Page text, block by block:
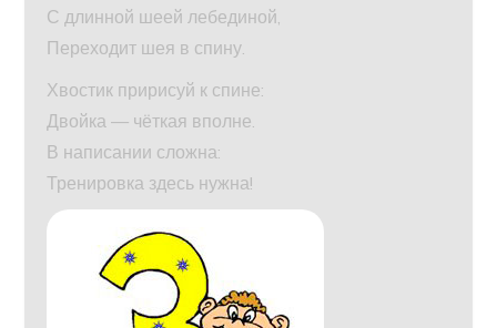
С длинной шеей лебединой,
Переходит шея в спину.
Хвостик пририсуй к спине:
Двойка — чёткая вполне.
В написании сложна:
Тренировка здесь нужна!